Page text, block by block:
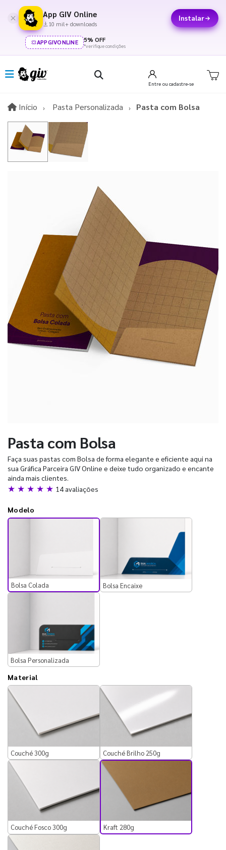
App GIV Online
10 mil+ downloads
Instalar
APPGIVONLINE 5% OFF
*verifique condições
Entre ou cadastre-se
Início InícioPasta Personalizada Pasta com Bolsa
Pasta com Bolsa
Faça suas pastas com Bolsa de forma elegante e eficiente aqui na
sua Gráfica Parceira GIV Online e deixe tudo organizado e encante
ainda mais clientes.
★ ★ ★ ★ ★ 14 avaliações
Modelo
Bolsa Colada Bolsa Encaixe
Bolsa Personalizada
Material
Couché 300g Couché Brilho 250g
Couché Fosco 300g Kraft 280g